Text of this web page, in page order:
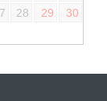
28 29
30